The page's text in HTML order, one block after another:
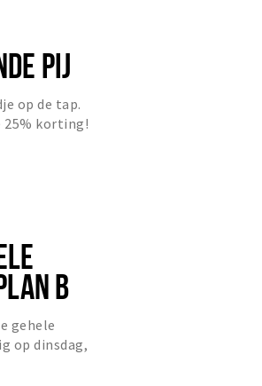
PIJ
op de tap.
25% korting!
B
gehele
op dinsdag,